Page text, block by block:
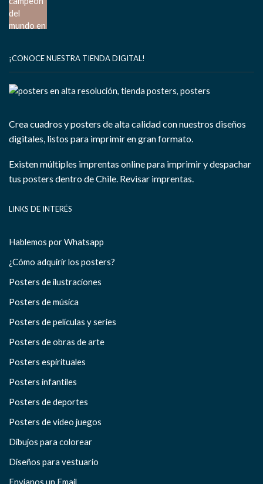
¡CONOCE NUESTRA TIENDA DIGITAL!
Crea cuadros y posters de alta calidad con nuestros diseños
digitales, listos para imprimir en gran formato.
Existen múltiples imprentas online para imprimir y despachar
tus posters dentro de Chile. Revisar imprentas.
LINKS DE INTERÉS
Hablemos por Whatsapp
¿Cómo adquirir los posters?
Posters de ilustraciones
Posters de música
Posters de películas y series
Posters de obras de arte
Posters espirituales
Posters infantiles
Posters de deportes
Posters de video juegos
Dibujos para colorear
Diseños para vestuario
Envíanos un Email